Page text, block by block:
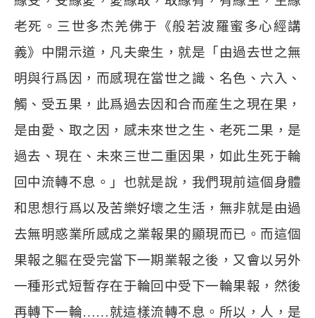
老死。三世多杰羌佛于《般若波羅蜜多心經講
義》中開示道，凡夫衆生，就是「由過去世之無
明與行爲因，而感現在當世之識、名色、六入、
觸、受五果，此爲過去因和合而産生之現在果，
是由愛、取之因，感未來世之生、老死二果，是
過去、現在、未來三世二重因果，如此生死于輪
回中流轉不息。」也就是說，我們現前這個身體
和思想行爲以及苦樂好壞之生活，無非就是由過
去無明惑業所感成之業報果的顯現而已。而這個
果報之軀在受完當下一期業報之後，又會以另外
一種形式短暫存在于輪回中受下一輪果報，然後
再轉下一輪……就這樣流轉不息。所以，人，是